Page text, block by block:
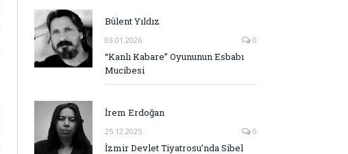
Bülent Yıldız
03.01.2026 0
“Kanlı Kabare” Oyununun Esbabı
Mucibesi
İrem Erdoğan
25.12.2025 0
İzmir Devlet Tiyatrosu’nda Sibel